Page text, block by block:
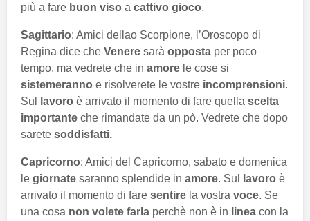
più a fare buon viso a cattivo gioco.
Sagittario: Amici dellao Scorpione, l’Oroscopo di
Regina dice che Venere sarà opposta per poco
tempo, ma vedrete che in amore le cose si
sistemeranno e risolverete le vostre incomprensioni.
Sul
lavoro è arrivato il momento di fare quella scelta
importante che rimandate da un pò. Vedrete che dopo
sarete soddisfatti.
Capricorno: Amici del Capricorno, sabato e domenica
le giornate saranno splendide in amore. Sul lavoro è
arrivato il momento di fare sentire la vostra voce. Se
una cosa non volete farla perchè non è in linea con la